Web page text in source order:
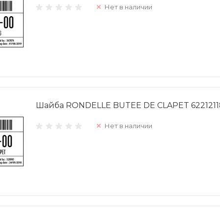
Нет в наличии
Шайба RONDELLE BUTEE DE CLAPET
Нет в наличии